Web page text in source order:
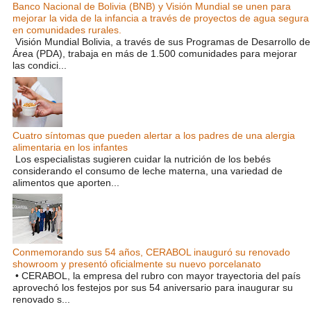
Banco Nacional de Bolivia (BNB) y Visión Mundial se unen para
mejorar la vida de la infancia a través de proyectos de agua segura
en comunidades rurales.
Visión Mundial Bolivia, a través de sus Programas de Desarrollo de
Área (PDA), trabaja en más de 1.500 comunidades para mejorar
las condici...
Cuatro síntomas que pueden alertar a los padres de una alergia
alimentaria en los infantes
Los especialistas sugieren cuidar la nutrición de los bebés
considerando el consumo de leche materna, una variedad de
alimentos que aporten...
Conmemorando sus 54 años, CERABOL inauguró su renovado
showroom y presentó oficialmente su nuevo porcelanato
• CERABOL, la empresa del rubro con mayor trayectoria del país
aprovechó los festejos por sus 54 aniversario para inaugurar su
renovado s...